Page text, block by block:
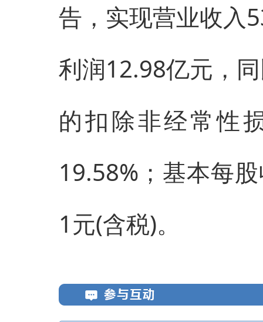
告，实现营业收入
利润12.98亿元，
的扣除非经常性
19.58%；基本每
1元(含税)。